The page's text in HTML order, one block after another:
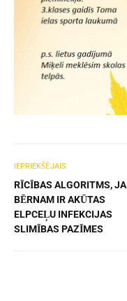
IEPRIEKŠĒJAIS
RĪCĪBAS ALGORITMS, JA
BĒRNAM IR AKŪTAS
ELPCEĻU INFEKCIJAS
SLIMĪBAS PAZĪMES